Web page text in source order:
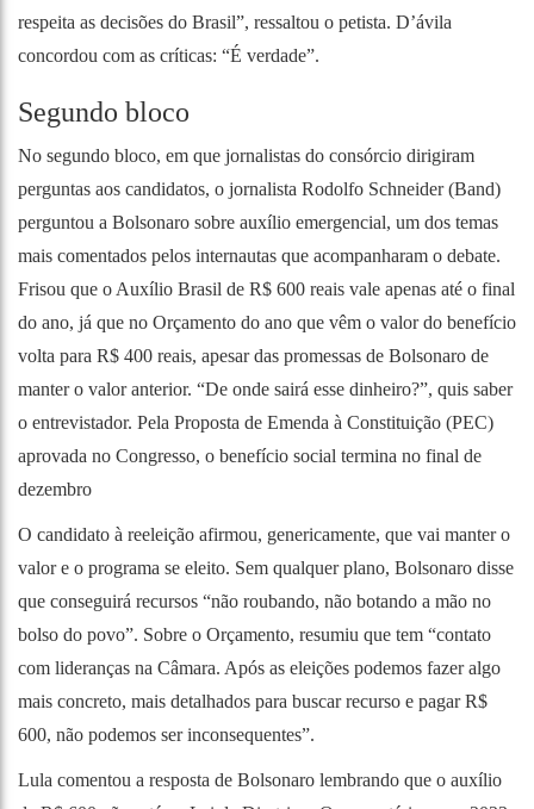
respeita as decisões do Brasil”, ressaltou o petista. D’ávila
concordou com as críticas: “É verdade”.
Segundo bloco
No segundo bloco, em que jornalistas do consórcio dirigiram
perguntas aos candidatos, o jornalista Rodolfo Schneider (Band)
perguntou a Bolsonaro sobre auxílio emergencial, um dos temas
mais comentados pelos internautas que acompanharam o debate.
Frisou que o Auxílio Brasil de R$ 600 reais vale apenas até o final
do ano, já que no Orçamento do ano que vêm o valor do benefício
volta para R$ 400 reais, apesar das promessas de Bolsonaro de
manter o valor anterior. “De onde sairá esse dinheiro?”, quis saber
o entrevistador. Pela Proposta de Emenda à Constituição (PEC)
aprovada no Congresso, o benefício social termina no final de
dezembro
O candidato à reeleição afirmou, genericamente, que vai manter o
valor e o programa se eleito. Sem qualquer plano, Bolsonaro disse
que conseguirá recursos “não roubando, não botando a mão no
bolso do povo”. Sobre o Orçamento, resumiu que tem “contato
com lideranças na Câmara. Após as eleições podemos fazer algo
mais concreto, mais detalhados para buscar recurso e pagar R$
600, não podemos ser inconsequentes”.
Lula comentou a resposta de Bolsonaro lembrando que o auxílio